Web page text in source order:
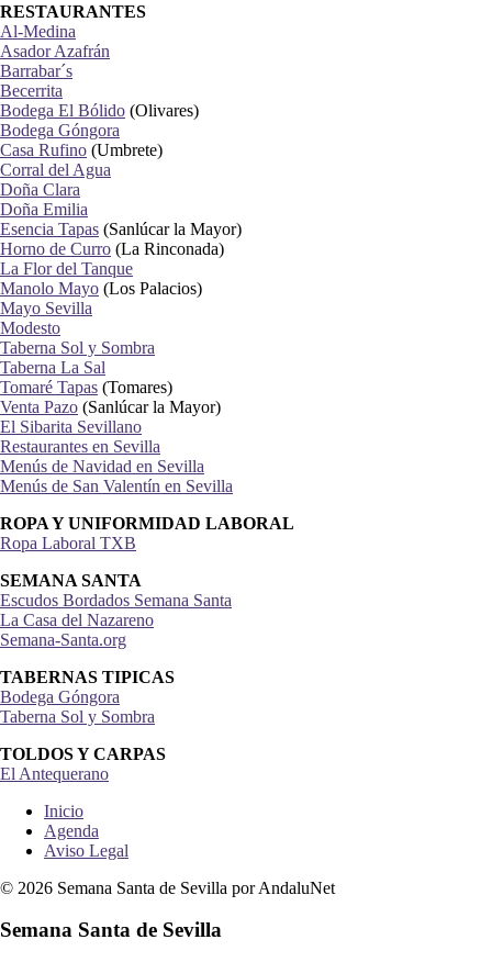
RESTAURANTES
Al-Medina
Asador Azafrán
Barrabar´s
Becerrita
Bodega El Bólido (Olivares)
Bodega Góngora
Casa Rufino (Umbrete)
Corral del Agua
Doña Clara
Doña Emilia
Esencia Tapas (Sanlúcar la Mayor)
Horno de Curro (La Rinconada)
La Flor del Tanque
Manolo Mayo (Los Palacios)
Mayo Sevilla
Modesto
Taberna Sol y Sombra
Taberna La Sal
Tomaré Tapas (Tomares)
Venta Pazo (Sanlúcar la Mayor)
El Sibarita Sevillano
Restaurantes en Sevilla
Menús de Navidad en Sevilla
Menús de San Valentín en Sevilla
ROPA Y UNIFORMIDAD LABORAL
Ropa Laboral TXB
SEMANA SANTA
Escudos Bordados Semana Santa
La Casa del Nazareno
Semana-Santa.org
TABERNAS TIPICAS
Bodega Góngora
Taberna Sol y Sombra
TOLDOS Y CARPAS
El Antequerano
Inicio
Agenda
Aviso Legal
© 2026 Semana Santa de Sevilla por AndaluNet
Semana Santa de Sevilla